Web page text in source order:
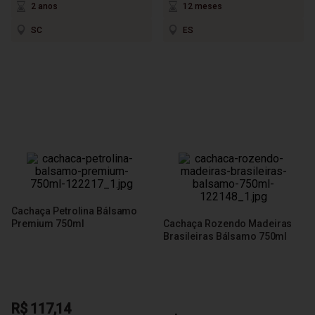
2 anos
SC
12 meses
ES
Cachaça Petrolina Bálsamo
Premium 750ml
R$ 117,14
Cachaça Rozendo Madeiras
Brasileiras Bálsamo 750ml